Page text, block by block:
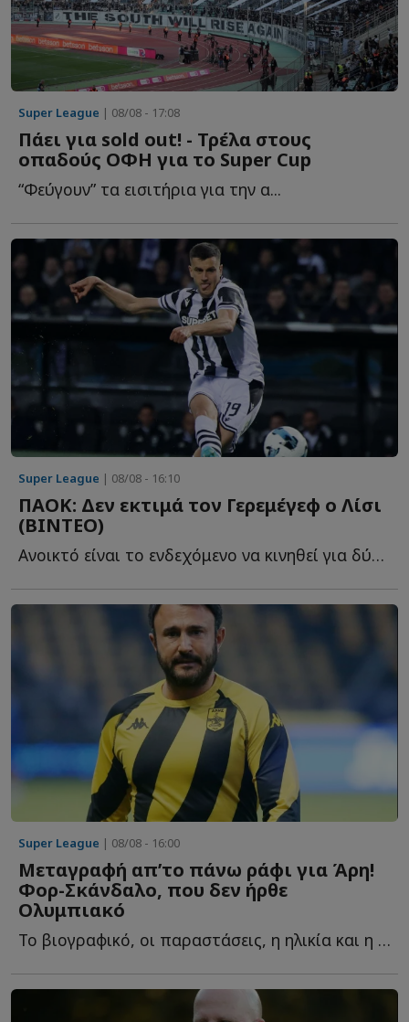
Super League | 08/08 - 17:08
Πάει για sold out! - Τρέλα στους
οπαδούς ΟΦΗ για το Super Cup
“Φεύγουν” τα εισιτήρια για την α...
Super League | 08/08 - 16:10
ΠΑΟΚ: Δεν εκτιμά τον Γερεμέγεφ ο Λίσι
(ΒΙΝΤΕΟ)
Ανοικτό είναι το ενδεχόμενο να κινηθεί για δύο επιθετικούς ο...
Super League | 08/08 - 16:00
Μεταγραφή απ’το πάνω ράφι για Άρη!
Φορ-Σκάνδαλο, που δεν ήρθε
Ολυμπιακό
Το βιογραφικό, οι παραστάσεις, η ηλικία και η τελευταία σ...